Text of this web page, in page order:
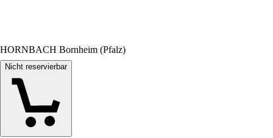
HORNBACH Bornheim (Pfalz)
Nicht reservierbar